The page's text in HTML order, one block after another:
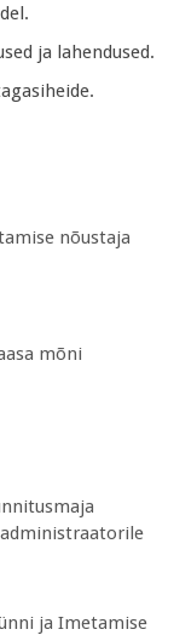
ja lahendused.
nõustaja
mõni
administraatorile
ja Imetamise